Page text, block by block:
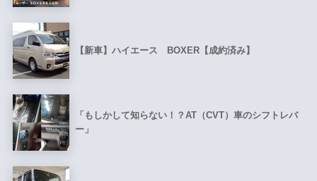
【新車】ハイエース BOXER【成約済み】
「もしかして知らない！？AT（CVT）車のシフトレバ
ー」